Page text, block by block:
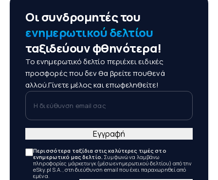
Οι συνδρομητές του
ενημερωτικού δελτίου
ταξιδεύουν φθηνότερα!
Το ενημερωτικό δελτίο περιέχει ειδικές
προσφορές που δεν θα βρείτε πουθενά
αλλού.Γίνετε μέλος και επωφεληθείτε!
Η διεύθυνση email σας
Περισσότερα ταξίδια στις καλύτερες τιμές στο
ενημερωτικό μας δελτίο. Συμφωνώ να λαμβάνω
πληροφορίες μάρκετινγκ (μέσω ενημερωτικού δελτίου) από την
eSky.pl S.A., στη διεύθυνση email που έχει παραχωρηθεί από
εμένα.
Εγγραφή